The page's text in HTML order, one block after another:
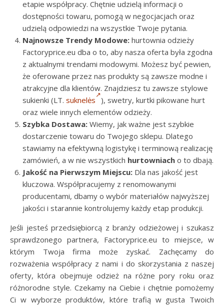
etapie współpracy. Chętnie udzielą informacji o
dostępności towaru, pomogą w negocjacjach oraz
udzielą odpowiedzi na wszystkie Twoje pytania.
Najnowsze Trendy Modowe: hurtownia odzieży
Factoryprice.eu dba o to, aby nasza oferta była zgodna
z aktualnymi trendami modowymi. Możesz być pewien,
że oferowane przez nas produkty są zawsze modne i
atrakcyjne dla klientów. Znajdziesz tu zawsze stylowe
sukienki (LT. suknelės
), swetry, kurtki pikowane hurt
oraz wiele innych elementów odzieży.
Szybka Dostawa: Wiemy, jak ważne jest szybkie
dostarczenie towaru do Twojego sklepu. Dlatego
stawiamy na efektywną logistykę i terminową realizację
zamówień, a w nie wszystkich hurtowniach o to dbają.
Jakość na Pierwszym Miejscu: Dla nas jakość jest
kluczowa. Współpracujemy z renomowanymi
producentami, dbamy o wybór materiałów najwyższej
jakości i starannie kontrolujemy każdy etap produkcji.
Jeśli jesteś przedsiębiorcą z branży odzieżowej i szukasz
sprawdzonego partnera, Factoryprice.eu to miejsce, w
którym Twoja firma może zyskać. Zachęcamy do
rozważenia współpracy z nami i do skorzystania z naszej
oferty, która obejmuje odzież na różne pory roku oraz
różnorodne style. Czekamy na Ciebie i chętnie pomożemy
Ci w wyborze produktów, które trafią w gusta Twoich